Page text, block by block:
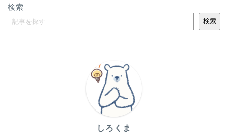
検索
検索
しろくま